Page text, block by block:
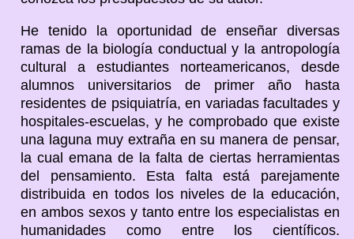
He tenido la oportunidad de enseñar diversas
ramas de la biología conductual y la antropología
cultural a estudiantes norteamericanos, desde
alumnos universitarios de primer año hasta
residentes de psiquiatría, en variadas facultades y
hospitales-escuelas, y he comprobado que existe
una laguna muy extraña en su manera de pensar,
la cual emana de la falta de ciertas herramientas
del pensamiento. Esta falta está parejamente
distribuida en todos los niveles de la educación,
en ambos sexos y tanto entre los especialistas en
humanidades como entre los científicos.